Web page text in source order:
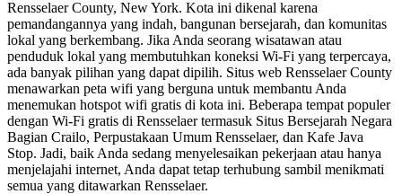
Rensselaer County, New York. Kota ini dikenal karena
pemandangannya yang indah, bangunan bersejarah, dan komunitas
lokal yang berkembang. Jika Anda seorang wisatawan atau
penduduk lokal yang membutuhkan koneksi Wi-Fi yang terpercaya,
ada banyak pilihan yang dapat dipilih. Situs web Rensselaer County
menawarkan peta wifi yang berguna untuk membantu Anda
menemukan hotspot wifi gratis di kota ini. Beberapa tempat populer
dengan Wi-Fi gratis di Rensselaer termasuk Situs Bersejarah Negara
Bagian Crailo, Perpustakaan Umum Rensselaer, dan Kafe Java
Stop. Jadi, baik Anda sedang menyelesaikan pekerjaan atau hanya
menjelajahi internet, Anda dapat tetap terhubung sambil menikmati
semua yang ditawarkan Rensselaer.